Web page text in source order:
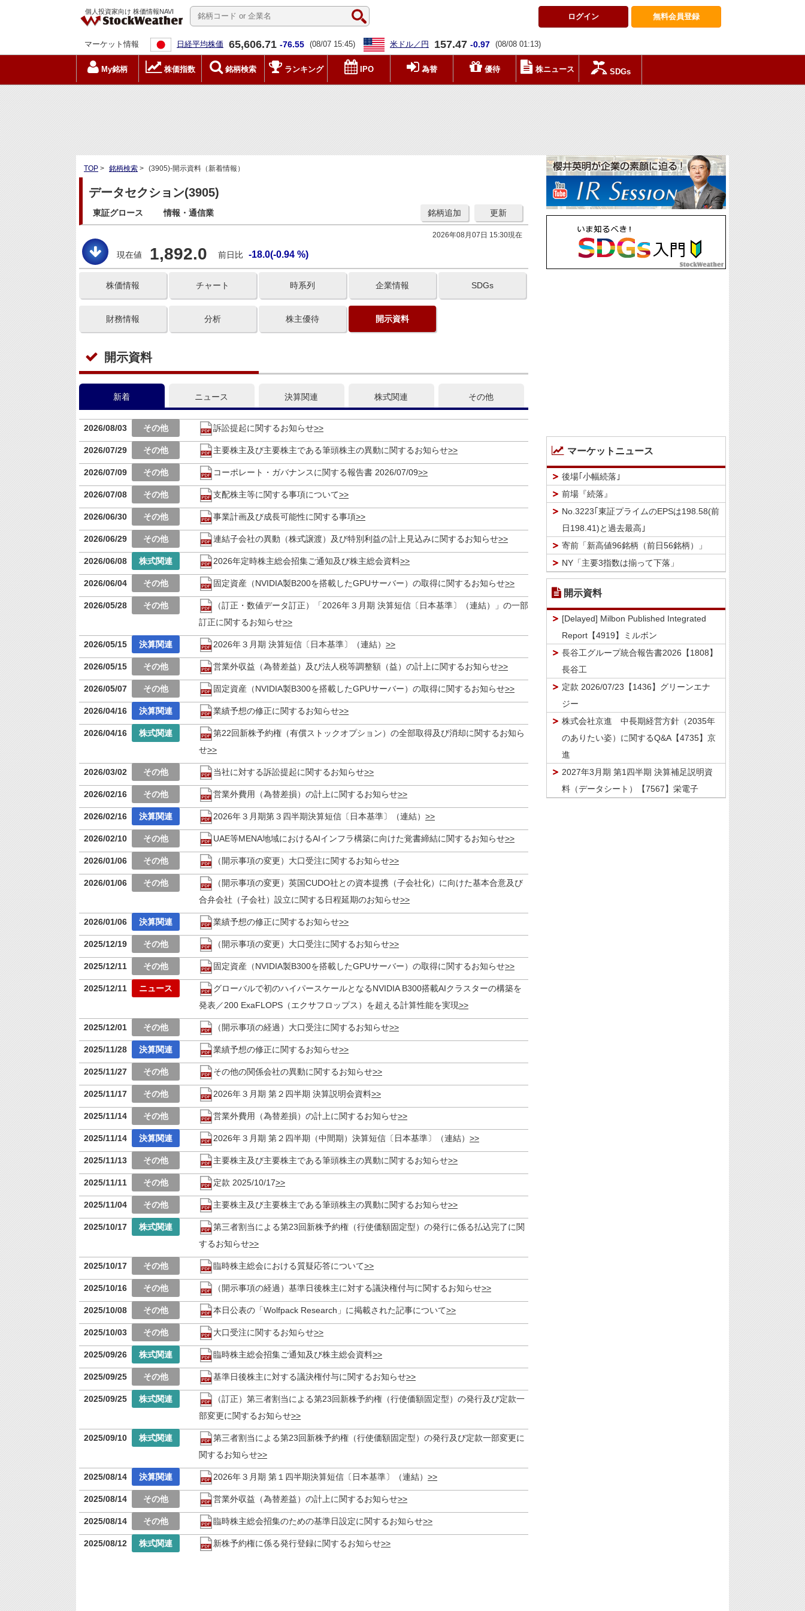
個人投資家向け 株価情報NAVI
無料会員登録
ログイン
マーケット情報 日経平均株価 65,606.71 -76.55 (08/07 15:45) 米ドル／円 157.47 -0.97 (08/08 01:13)
My銘柄 株価指数 銘柄検索 ランキング IPO 為替 優待 株ニュース SDGs
TOP > 銘柄検索 > (3905)-開示資料（新着情報）
データセクション(3905)
東証グロース 情報・通信業 更新
銘柄追加
2026年08月07日 15:30現在
現在値 1,892.0 前日比 -18.0(-0.94 %)
株価情報 チャート 時系列 企業情報 SDGs
財務情報 分析 株主優待 開示資料
開示資料
新着 ニュース 決算関連 株式関連 その他
2026/08/03 訴訟提起に関するお知らせ
2026/07/29 主要株主及び主要株主である筆頭株主の異動に関するお知らせ
2026/07/09 コーポレート・ガバナンスに関する報告書 2026/07/09
2026/07/08 支配株主等に関する事項について
2026/06/30 事業計画及び成長可能性に関する事項
2026/06/29 連結子会社の異動（株式譲渡）及び特別利益の計上見込みに関するお知らせ
2026/06/08 2026年定時株主総会招集ご通知及び株主総会資料
2026/06/04 固定資産（NVIDIA製B200を搭載したGPUサーバー）の取得に関するお知らせ
2026/05/28
（訂正・数値データ訂正）「2026年３月期 決算短信〔日本基準〕（連結）」の一部
訂正に関するお知らせ
2026/05/15 2026年３月期 決算短信〔日本基準〕（連結）
2026/05/15 営業外収益（為替差益）及び法人税等調整額（益）の計上に関するお知らせ
2026/05/07 固定資産（NVIDIA製B300を搭載したGPUサーバー）の取得に関するお知らせ
2026/04/16 業績予想の修正に関するお知らせ
2026/04/16
第22回新株予約権（有償ストックオプション）の全部取得及び消却に関するお知ら
せ
2026/03/02 当社に対する訴訟提起に関するお知らせ
2026/02/16 営業外費用（為替差損）の計上に関するお知らせ
2026/02/16 2026年３月期第３四半期決算短信〔日本基準〕（連結）
2026/02/10 UAE等MENA地域におけるAIインフラ構築に向けた覚書締結に関するお知らせ
2026/01/06 （開示事項の変更）大口受注に関するお知らせ
2026/01/06
（開示事項の変更）英国CUDO社との資本提携（子会社化）に向けた基本合意及び
合弁会社（子会社）設立に関する日程延期のお知らせ
2026/01/06 業績予想の修正に関するお知らせ
2025/12/19 （開示事項の変更）大口受注に関するお知らせ
2025/12/11 固定資産（NVIDIA製B300を搭載したGPUサーバー）の取得に関するお知らせ
2025/12/11
グローバルで初のハイパースケールとなるNVIDIA B300搭載AIクラスターの構築を
発表／200 ExaFLOPS（エクサフロップス）を超える計算性能を実現
2025/12/01 （開示事項の経過）大口受注に関するお知らせ
2025/11/28 業績予想の修正に関するお知らせ
2025/11/27 その他の関係会社の異動に関するお知らせ
2025/11/17 2026年３月期 第２四半期 決算説明会資料
2025/11/14 営業外費用（為替差損）の計上に関するお知らせ
2025/11/14 2026年３月期 第２四半期（中間期）決算短信〔日本基準〕（連結）
2025/11/13 主要株主及び主要株主である筆頭株主の異動に関するお知らせ
2025/11/11 定款 2025/10/17
2025/11/04 主要株主及び主要株主である筆頭株主の異動に関するお知らせ
2025/10/17
第三者割当による第23回新株予約権（行使価額固定型）の発行に係る払込完了に関
するお知らせ
2025/10/17 臨時株主総会における質疑応答について
2025/10/16 （開示事項の経過）基準日後株主に対する議決権付与に関するお知らせ
2025/10/08 本日公表の「Wolfpack Research」に掲載された記事について
2025/10/03 大口受注に関するお知らせ
2025/09/26 臨時株主総会招集ご通知及び株主総会資料
2025/09/25 基準日後株主に対する議決権付与に関するお知らせ
2025/09/25
（訂正）第三者割当による第23回新株予約権（行使価額固定型）の発行及び定款一
部変更に関するお知らせ
2025/09/10
第三者割当による第23回新株予約権（行使価額固定型）の発行及び定款一部変更に
関するお知らせ
2025/08/14 2026年３月期 第１四半期決算短信〔日本基準〕（連結）
2025/08/14 営業外収益（為替差益）の計上に関するお知らせ
2025/08/14 臨時株主総会招集のための基準日設定に関するお知らせ
2025/08/12 新株予約権に係る発行登録に関するお知らせ
マーケットニュース
後場｢小幅続落｣
前場『続落』
No.3223｢東証プライムのEPSは198.58(前
日198.41)と過去最高｣
寄前「新高値96銘柄（前日56銘柄）」
NY「主要3指数は揃って下落」
開示資料
[Delayed] Milbon Published Integrated
Report【4919】ミルボン
長谷工グループ統合報告書2026【1808】
長谷工
定款 2026/07/23【1436】グリーンエナ
ジー
株式会社京進 中長期経営方針（2035年
のありたい姿）に関するQ&A【4735】京
進
2027年3月期 第1四半期 決算補足説明資
料（データシート）【7567】栄電子